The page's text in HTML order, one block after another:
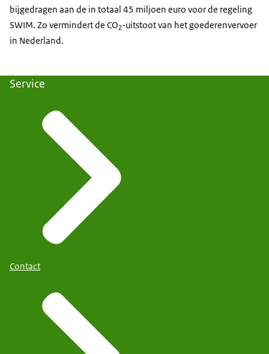
bijgedragen aan de in totaal 45 miljoen euro voor de regeling
SWIM. Zo vermindert de CO2-uitstoot van het goederenvervoer
in Nederland.
Service
Contact